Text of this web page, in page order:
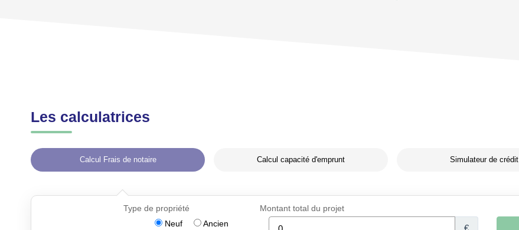
Les calculatrices
Calcul Frais de notaire Calcul capacité d'emprunt Simulateur de crédit